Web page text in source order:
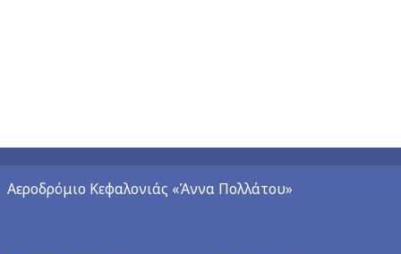
Αεροδρόμιο Κεφαλονιάς «Άννα Πολλάτου»